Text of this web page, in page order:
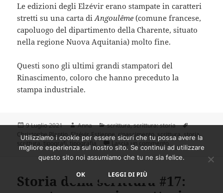
Le edizioni degli Elzévir erano stampate in caratteri
stretti su una carta diAngoulême(comune francese,
capoluogo del dipartimento della Charente, situato
nella regione Nuova Aquitania) molto fine.
Questi sono gli ultimi grandi stampatori del
Rinascimento, coloro che hanno preceduto la
stampa industriale.
Scritto
il
9 Luglio 2021 Autore
Anna Categorie
scrittura,scrittura: storia
Tag
Christophe Plantin Elzévir, Estienne, rinascimento scrittura, storia
scrittura , tipografi, tipografia Lascia un commentosu Storia della
Storia della scrittura #17:
Utilizziamo i cookie per essere sicuri che tu possa avere la
migliore esperienza sul nostro sito. Se continui ad utilizzare
questo sito noi assumiamo che tu ne sia felice.
OK LEGGI DI PIÙ